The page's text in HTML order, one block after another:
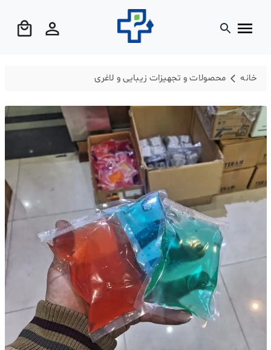
خانه محصولات و تجهیزات زیبایی و لاغری